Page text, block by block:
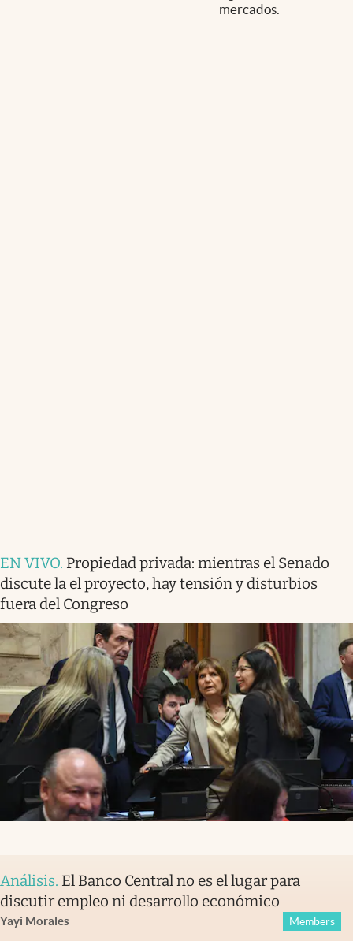
mercados.
EN VIVO. Propiedad privada: mientras el Senado
discute la el proyecto, hay tensión y disturbios
fuera del Congreso
Análisis. El Banco Central no es el lugar para
discutir empleo ni desarrollo económico
Yayi Morales Members